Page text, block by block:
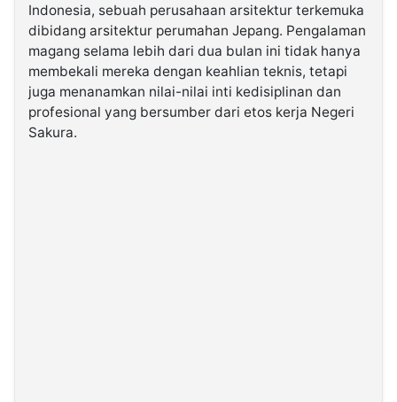
Kabarbaru
Media
Holding
Indonesia, sebuah perusahaan arsitektur terkemuka
dibidang arsitektur perumahan Jepang. Pengalaman
magang selama lebih dari dua bulan ini tidak hanya
membekali mereka dengan keahlian teknis, tetapi
juga menanamkan nilai-nilai inti kedisiplinan dan
profesional yang bersumber dari etos kerja Negeri
Sakura.